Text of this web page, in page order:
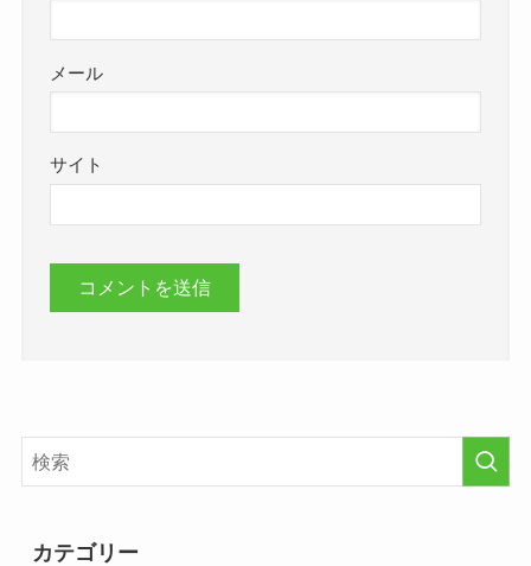
メール
サイト
カテゴリー